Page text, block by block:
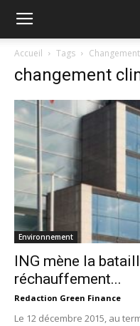
Green
Finance
Accueil Tags
changement
Environnement
ING mène la
réchauffement...
Redaction Green Finance
Le 12 décembre 2015, au